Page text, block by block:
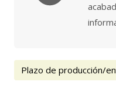
Plazo de producción/